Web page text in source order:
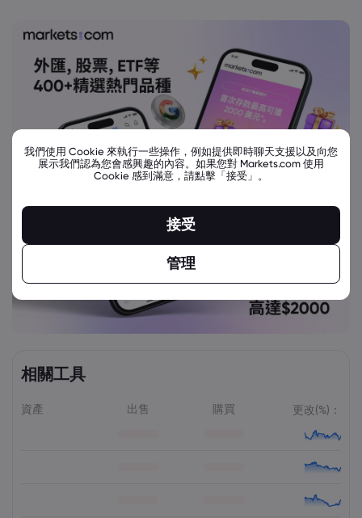
相關工具
資產 出售 購買 更改(%)：
我們使用 Cookie 來執行一些操作，例如提供即時聊天支援以及向您
展示我們認為您會感興趣的內容。如果您對 Markets.com 使用
Cookie 感到滿意，請點擊「接受」。
接受
管理